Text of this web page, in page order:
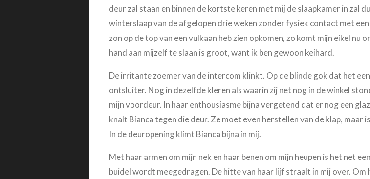
deur zal staan en binnen de kortste keren met mij de slaapkamer in zal
winterslaap van de afgelopen drie weken zonder fysiek contact met
zon op de top van een vulkaan heb zien opkomen, zo komt mijn eikel nu
hand aan mijzelf te slaan is groot, want ik ben gewoon keihard.
De irritante zoemer van de intercom klinkt. Op de blinde gok dat het
ontsluiter. Nog in dezelfde kleren als waarin zij net nog in de winkel
mijn voordeur. In haar enthousiasme bijna vergetend dat er nog een
knalt Bianca tegen die deur. Ze moet even herstellen van de klap, maar
In de deuropening klimt Bianca bijna in mij.
Met haar armen om mijn nek en haar benen om mijn heupen is het net
buidel wordt meegedragen. De hitte van haar lijf straalt in mij over.